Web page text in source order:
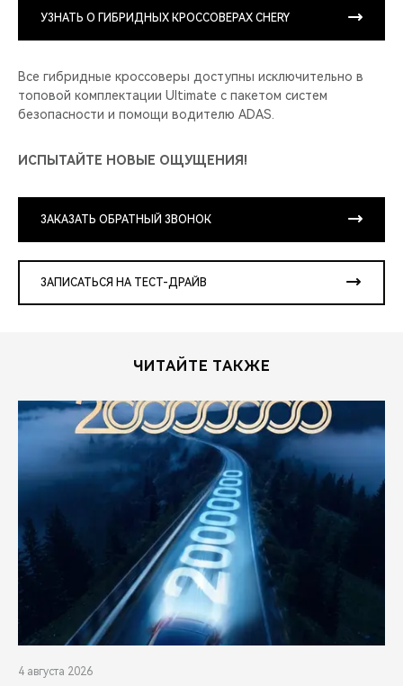
УЗНАТЬ О ГИБРИДНЫХ КРОССОВЕРАХ CHERY
Все гибридные кроссоверы доступны исключительно в
топовой комплектации Ultimate с пакетом систем
безопасности и помощи водителю ADAS.
ИСПЫТАЙТЕ НОВЫЕ ОЩУЩЕНИЯ!
ЗАКАЗАТЬ ОБРАТНЫЙ ЗВОНОК
ЗАПИСАТЬСЯ НА ТЕСТ-ДРАЙВ
ЧИТАЙТЕ ТАКЖЕ
4 августа 2026